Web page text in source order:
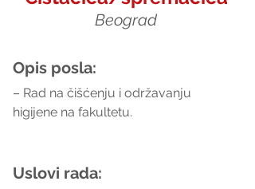
Beograd
Opis posla:
– Rad na čišćenju i održavanju
higijene na fakultetu.
Uslovi rada: